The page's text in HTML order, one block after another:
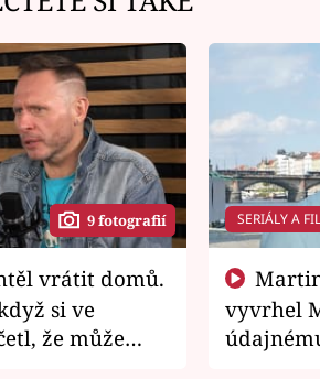
9 fotografií
si ve
že může
SERIÁLY A
vyvrhel